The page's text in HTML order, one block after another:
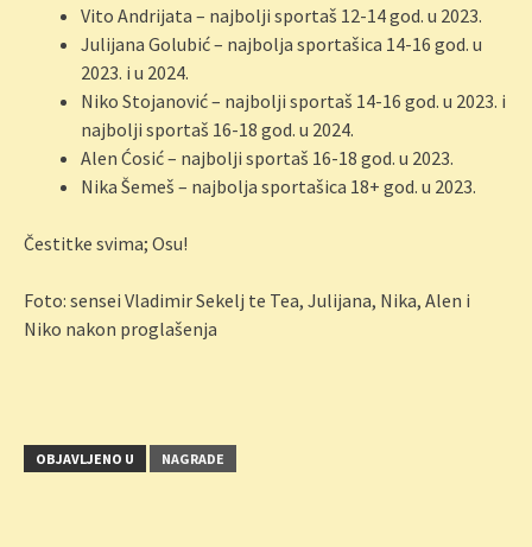
Vito Andrijata – najbolji sportaš 12-14 god. u 2023.
Julijana Golubić – najbolja sportašica 14-16 god. u
2023. i u 2024.
Niko Stojanović – najbolji sportaš 14-16 god. u 2023. i
najbolji sportaš 16-18 god. u 2024.
Alen Ćosić – najbolji sportaš 16-18 god. u 2023.
Nika Šemeš – najbolja sportašica 18+ god. u 2023.
Čestitke svima; Osu!
Foto: sensei Vladimir Sekelj te Tea, Julijana, Nika, Alen i
Niko nakon proglašenja
OBJAVLJENO U NAGRADE